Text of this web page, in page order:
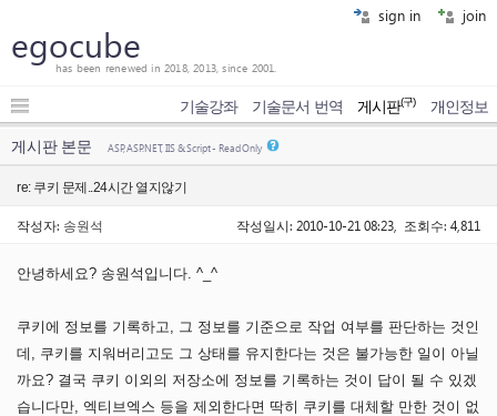
sign in join
egocube
has been renewed in 2018, 2013, since 2001.
기술강좌 기술문서 번역 게시판(구) 개인정보
게시판 본문 ASP, ASP.NET, IIS & Script - Read Only
re: 쿠키 문제..24시간 열지않기
작성자: 송원석 작성일시: 2010-10-21 08:23, 조회수: 4,811
안녕하세요? 송원석입니다. ^_^
쿠키에 정보를 기록하고, 그 정보를 기준으로 작업 여부를 판단하는 것인
데, 쿠키를 지워버리고도 그 상태를 유지한다는 것은 불가능한 일이 아닐
까요? 결국 쿠키 이외의 저장소에 정보를 기록하는 것이 답이 될 수 있겠
습니다만, 엑티브엑스 등을 제외한다면 딱히 쿠키를 대체할 만한 것이 없